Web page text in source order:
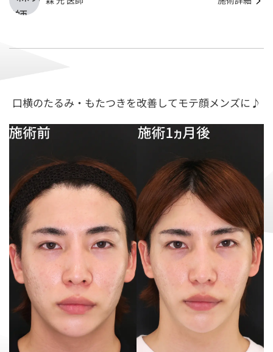
口横のたるみ・もたつきを改善してモテ顔メンズに♪